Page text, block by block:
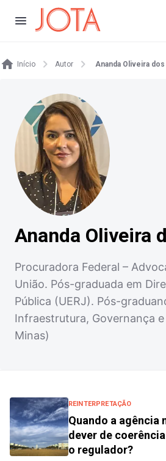
Início Autor Ananda Oliveira
Ananda Oliveira
Procuradora Federal –
União. Pós-graduada em
Pública (UERJ). Pós-
Infraestrutura, Governança e
Minas)
REINTERPRETAÇÃO
Quando a agência
dever de
o regulador?